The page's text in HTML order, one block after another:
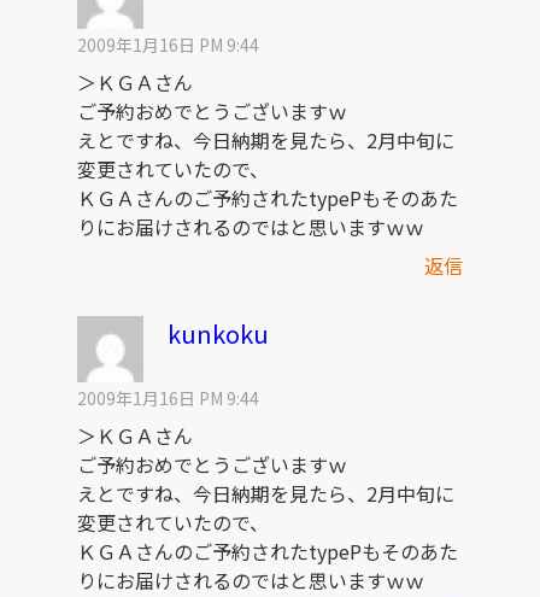
2009年1月16日 PM 9:44
＞ＫＧＡさん
ご予約おめでとうございますｗ
えとですね、今日納期を見たら、2月中旬に
変更されていたので、
ＫＧＡさんのご予約されたtypePもそのあた
りにお届けされるのではと思いますｗｗ
返信
kunkoku
2009年1月16日 PM 9:44
＞ＫＧＡさん
ご予約おめでとうございますｗ
えとですね、今日納期を見たら、2月中旬に
変更されていたので、
ＫＧＡさんのご予約されたtypePもそのあた
りにお届けされるのではと思いますｗｗ